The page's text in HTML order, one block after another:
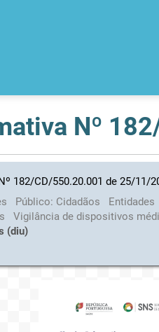
Nº
182/CD/550.20.001 de 25/11/
Público: Cidadãos Entidades
Vigilância de dispositivos
(diu)